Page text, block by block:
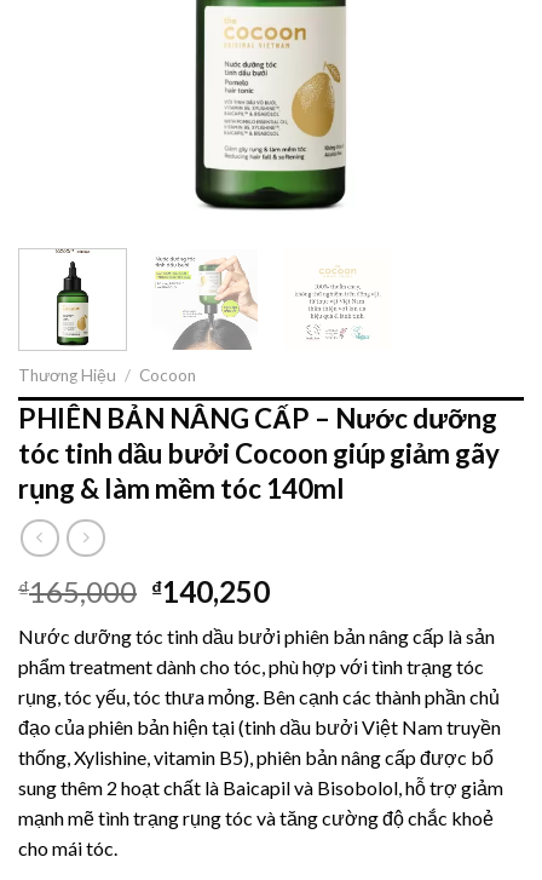
Thương Hiệu / Cocoon
PHIÊN BẢN NÂNG CẤP – Nước dưỡng
tóc tinh dầu bưởi Cocoon giúp giảm gãy
rụng & làm mềm tóc 140ml
₫165,000 ₫140,250
Nước dưỡng tóc tinh dầu bưởi phiên bản nâng cấp là sản
phẩm treatment dành cho tóc, phù hợp với tình trạng tóc
rụng, tóc yếu, tóc thưa mỏng. Bên cạnh các thành phần chủ
đạo của phiên bản hiện tại (tinh dầu bưởi Việt Nam truyền
thống, Xylishine, vitamin B5), phiên bản nâng cấp được bổ
sung thêm 2 hoạt chất là Baicapil và Bisobolol, hỗ trợ giảm
mạnh mẽ tình trạng rụng tóc và tăng cường độ chắc khoẻ
cho mái tóc.